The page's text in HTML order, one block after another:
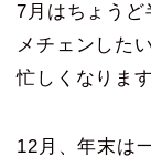
7月はちょうど
メチェンした
忙しくなります
12月、年末は